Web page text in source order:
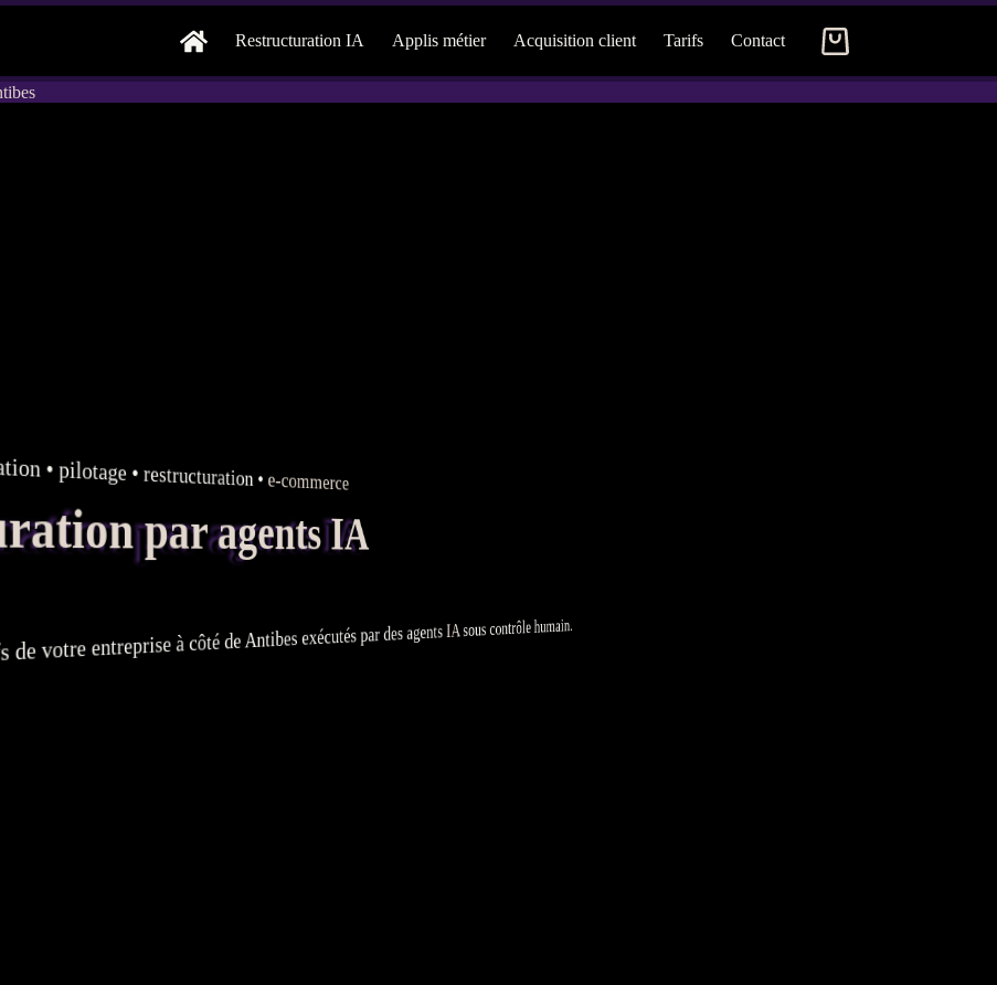
Restructuration IA Applis métier Acquisition client Tarifs Contact
Panier
•pilotage• restructuration• e-commerce
par agents IA
votre entreprise à côté de Antibes exécutés par desagentsIAsous contrôle humain.